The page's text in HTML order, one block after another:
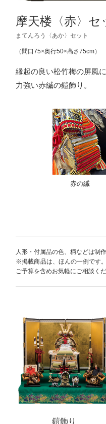
摩天楼〈赤〉セ
まてんろう〈あか〉セット
（間口75×奥行50×高さ75cm）
縁起の良い松竹梅の屏風に
力強い赤縅の鎧飾り。
赤の縅
人形・付属品の色、柄などは制
※掲載商品は、ほんの一例です
ご予算を含めお気軽にご相談くだ
鎧飾り